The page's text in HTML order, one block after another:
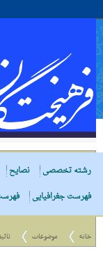
رشته تخصصی
نصایح
فهرست جغرافیایی
خانه موضوعات